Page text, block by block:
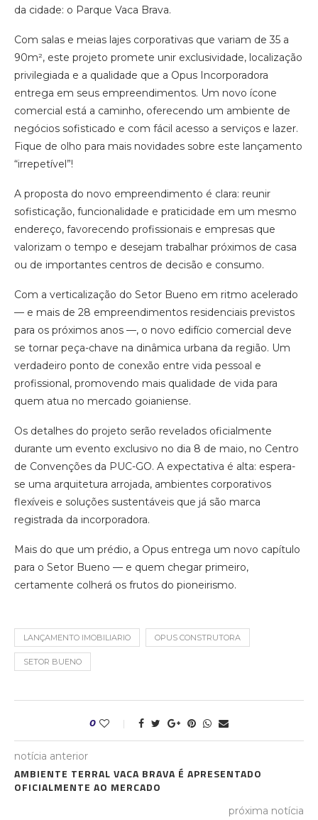
da cidade: o Parque Vaca Brava.
Com salas e meias lajes corporativas que variam de 35 a
90m², este projeto promete unir exclusividade, localização
privilegiada e a qualidade que a Opus Incorporadora
entrega em seus empreendimentos. Um novo ícone
comercial está a caminho, oferecendo um ambiente de
negócios sofisticado e com fácil acesso a serviços e lazer.
Fique de olho para mais novidades sobre este lançamento
“irrepetível”!
A proposta do novo empreendimento é clara: reunir
sofisticação, funcionalidade e praticidade em um mesmo
endereço, favorecendo profissionais e empresas que
valorizam o tempo e desejam trabalhar próximos de casa
ou de importantes centros de decisão e consumo.
Com a verticalização do Setor Bueno em ritmo acelerado
— e mais de 28 empreendimentos residenciais previstos
para os próximos anos —, o novo edifício comercial deve
se tornar peça-chave na dinâmica urbana da região. Um
verdadeiro ponto de conexão entre vida pessoal e
profissional, promovendo mais qualidade de vida para
quem atua no mercado goianiense.
Os detalhes do projeto serão revelados oficialmente
durante um evento exclusivo no dia 8 de maio, no Centro
de Convenções da PUC-GO. A expectativa é alta: espera-
se uma arquitetura arrojada, ambientes corporativos
flexíveis e soluções sustentáveis que já são marca
registrada da incorporadora.
Mais do que um prédio, a Opus entrega um novo capítulo
para o Setor Bueno — e quem chegar primeiro,
certamente colherá os frutos do pioneirismo.
LANÇAMENTO IMOBILIARIO OPUS CONSTRUTORA
SETOR BUENO
0
notícia anterior
AMBIENTE TERRAL VACA BRAVA É APRESENTADO
OFICIALMENTE AO MERCADO
próxima notícia